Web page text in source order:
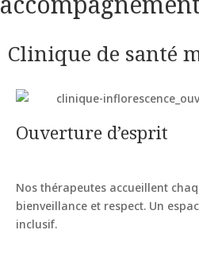
Clinique de santé
Ouverture d’esprit
Nos thérapeutes accueillent
bienveillance et respect. Un
inclusif.